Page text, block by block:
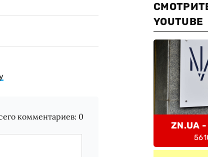
комментариев: 0
YOUTUBE
ZN.UA